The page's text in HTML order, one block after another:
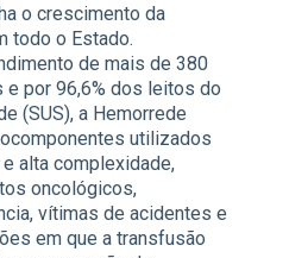
o crescimento da
todo o Estado.
de mais de 380
por 96,6% dos leitos do
(SUS), a Hemorrede
utilizados
alta complexidade,
oncológicos,
vítimas de acidentes e
em que a transfusão